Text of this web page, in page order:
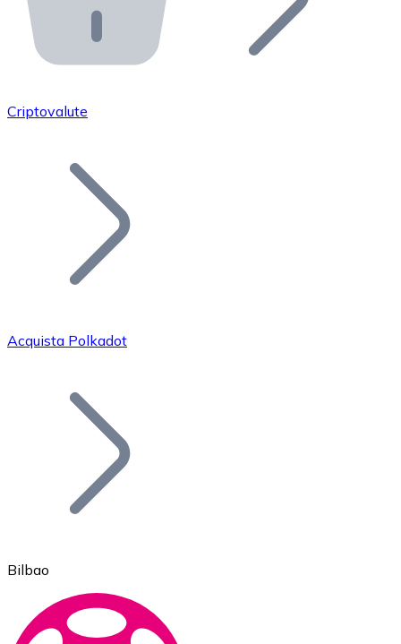
API Bitnovo
Integra la nostra API nel tuo ecosistema.
Unisciti alla nostra rete di rivenditori e
Aggiungi il token del tuo progetto al nostro servizio di
Bitcoin
Criptovalute
Acquista Polkadot
Bilbao